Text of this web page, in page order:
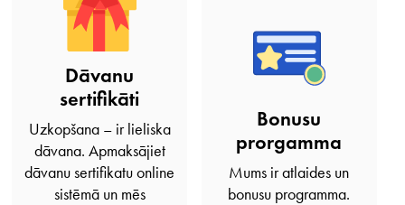
Dāvanu
sertifikāti
Uzkopšana – ir lieliska
dāvana. Apmaksājiet
dāvanu sertifikatu online
sistēmā un mēs
Bonusu
prorgamma
Mums ir atlaides un
bonusu programma.